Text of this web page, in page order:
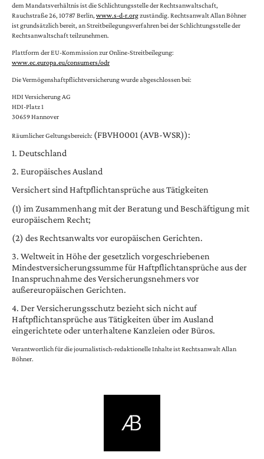
dem Mandatsverhältnis ist die Schlichtungsstelle der Rechtsanwaltschaft,
Rauchstraße 26, 10787 Berlin, www.s-d-r.orgzuständig. Rechtsanwalt Allan Böhner
ist grundsätzlich bereit, an Streitbeilegungsverfahren bei der Schlichtungsstelle der
Rechtsanwaltschaft teilzunehmen.
Plattform der EU-Kommission zur Online-Streitbeilegung:
www.ec.europa.eu/consumers/odr
Die Vermögenshaftpflichtversicherung wurde abgeschlossen bei:
HDI Versicherung AG
HDI-Platz 1
30659 Hannover
Räumlicher Geltungsbereich: (FBVH0001 (AVB-WSR)):
1. Deutschland
2. Europäisches Ausland
Versichert sind Haftpflichtansprüche aus Tätigkeiten
(1) im Zusammenhang mit der Beratung und Beschäftigung mit
europäischem Recht;
(2) des Rechtsanwalts vor europäischen Gerichten.
3. Weltweit in Höhe der gesetzlich vorgeschriebenen
Mindestversicherungssumme für Haftpflichtansprüche aus der
Inanspruchnahme des Versicherungsnehmers vor
außereuropäischen Gerichten.
4. Der Versicherungsschutz bezieht sich nicht auf
Haftpflichtansprüche aus Tätigkeiten über im Ausland
eingerichtete oder unterhaltene Kanzleien oder Büros.
Verantwortlich für die journalistisch-redaktionelle Inhalte ist Rechtsanwalt Allan
Böhner.